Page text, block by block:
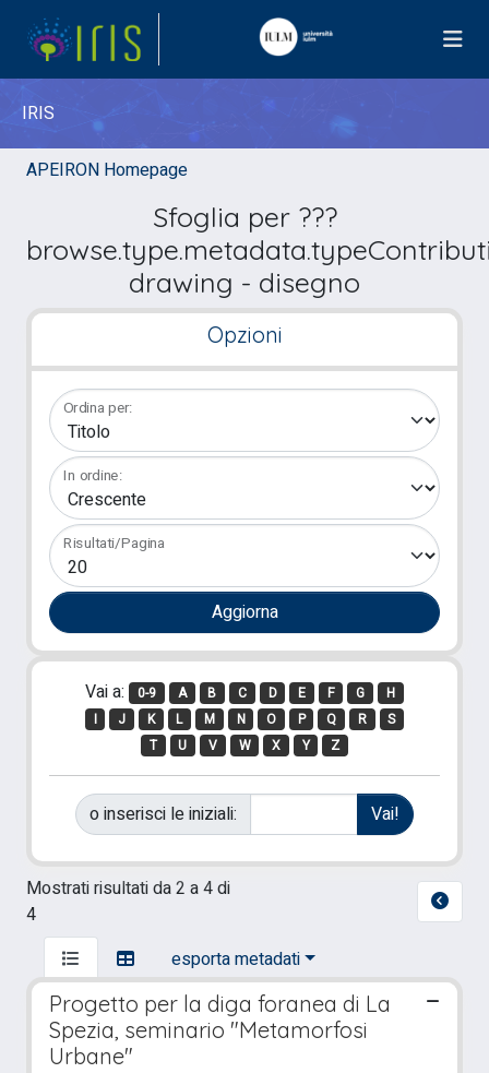
IRIS
APEIRON Homepage
Sfoglia per ???
drawing - disegno
Opzioni
Ordina per:
In ordine:
Risultati/Pagina
Vai a: 0-9 A B C D E F G
H
I
J K L M N O P Q R
S
T
U V W X Y Z
o inserisci le iniziali:
Mostrati risultati da 2 a 4 di
4
esporta metadati
Progetto per la diga foranea di La
Spezia, seminario "Metamorfosi
Urbane"